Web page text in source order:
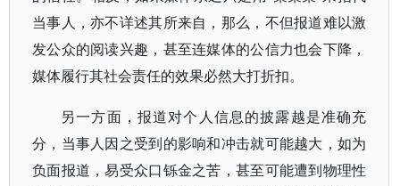
当事人，亦不详述其所来自，那么，不但报道难以激
发公众的阅读兴趣，甚至连媒体的公信力也会下降，
媒体履行其社会责任的效果必然大打折扣。
另一方面，报道对个人信息的披露越是准确充
分，当事人因之受到的影响和冲击就可能越大，如为
负面报道，易受众口铄金之苦，甚至可能遭到物理性